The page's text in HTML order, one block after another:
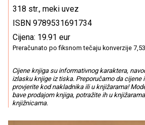
318 str., meki uvez
ISBN 9789531691734
Cijena: 19.91 eur
Preračunato po fiksnom tečaju konverzije
Cijene knjiga su informativnog karaktera,
izlasku knjige iz tiska. Preporučamo da cijene
provjerite kod nakladnika ili u knjižarama!
bave prodajom knjiga, potražite ih u
knjižnicama.